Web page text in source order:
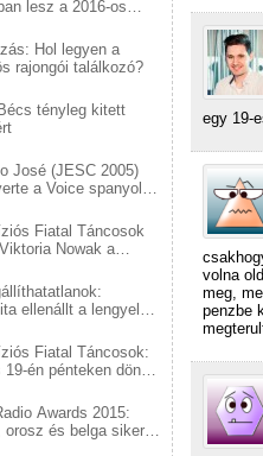
lesz a 2016-os
Hol legyen a
rajongói találkozó?
tényleg kitett
José (JESC 2005)
a Voice spanyol
Fiatal Táncosok
Nowak a
ellenállt a lengyel
Fiatal Táncosok:
19-én pénteken döntő
Awards 2015:
orosz és belga siker,
egy 19-
volna
meg,
penzbe